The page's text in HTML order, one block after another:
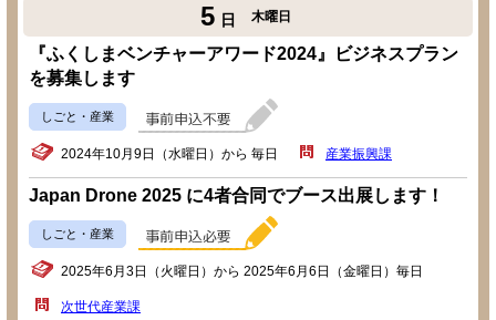
5 日 木曜日
『ふくしまベンチャーアワード2024』ビジネスプラン
を募集します
しごと・産業
2024年10月9日（水曜日）から 毎日 産業振興課
Japan Drone 2025 に4者合同でブース出展します！
しごと・産業
2025年6月3日（火曜日）から 2025年6月6日（金曜日）毎日
次世代産業課